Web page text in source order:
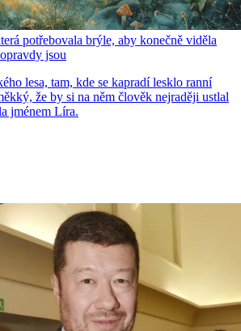
potřebovala brýle, aby konečně viděla
jsou
lesa, tam, kde se kapradí lesklo ranní
že by si na něm člověk nejraději ustlal
jménem Líra.